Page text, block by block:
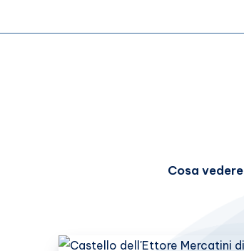
Cosa vedere